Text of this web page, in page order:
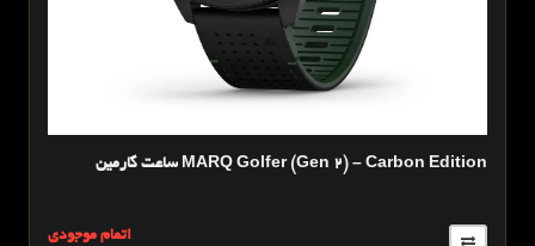
ساعت گارمین MARQ Golfer (Gen 2) – Carbon Edition
اتمام موجودی